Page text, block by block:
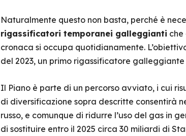
Naturalmente questo non basta, perché è
rigassificatori temporanei galleggianti che
cronaca si occupa quotidianamente.
del 2023, un primo rigassificatore
Il Piano è parte di un percorso avviato, i cui
di diversificazione sopra descritte consentirà
russo, e comunque di ridurre l’uso del gas in
di sostituire entro il 2025 circa 30 miliardi di